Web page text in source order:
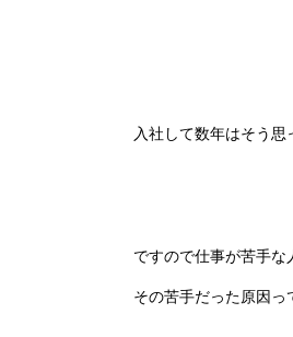
入社して数年はそう思
ですので仕事が苦手
その苦手だった原因っ